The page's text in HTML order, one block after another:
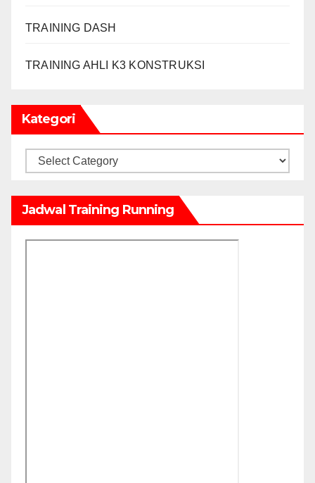
TRAINING DASH
TRAINING AHLI K3 KONSTRUKSI
Kategori
Kategori
Jadwal Training Running